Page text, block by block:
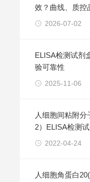
效？曲线、质控
2026-07-02
ELISA检测试剂
验可靠性
2025-11-06
人细胞间粘附分
2）ELISA检测
2022-04-24
人细胞角蛋白